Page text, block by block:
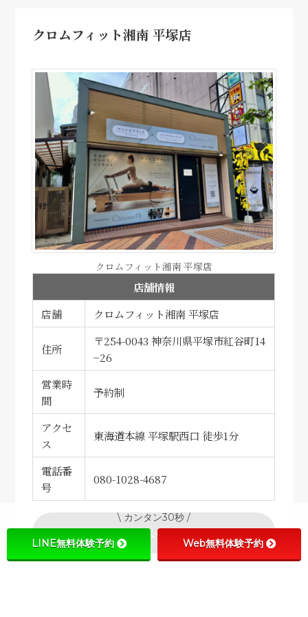
クロムフィット湘南 平塚店
クロムフィット湘南 平塚店
店舗情報
店舗
クロムフィット湘南 平塚店
住所
〒254-0043 神奈川県平塚市紅谷町14
−26
営業時
間
予約制
アクセ
ス
東海道本線 平塚駅西口 徒歩1分
電話番
号
080-1028-4687
店舗ページ
\ カンタン30秒 /
LINE無料体験予約 Web無料体験予約